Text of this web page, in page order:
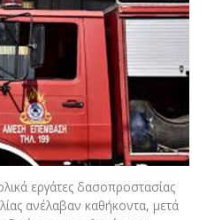
εργάτες δασοπροστασίας
ανέλαβαν καθήκοντα, μετά